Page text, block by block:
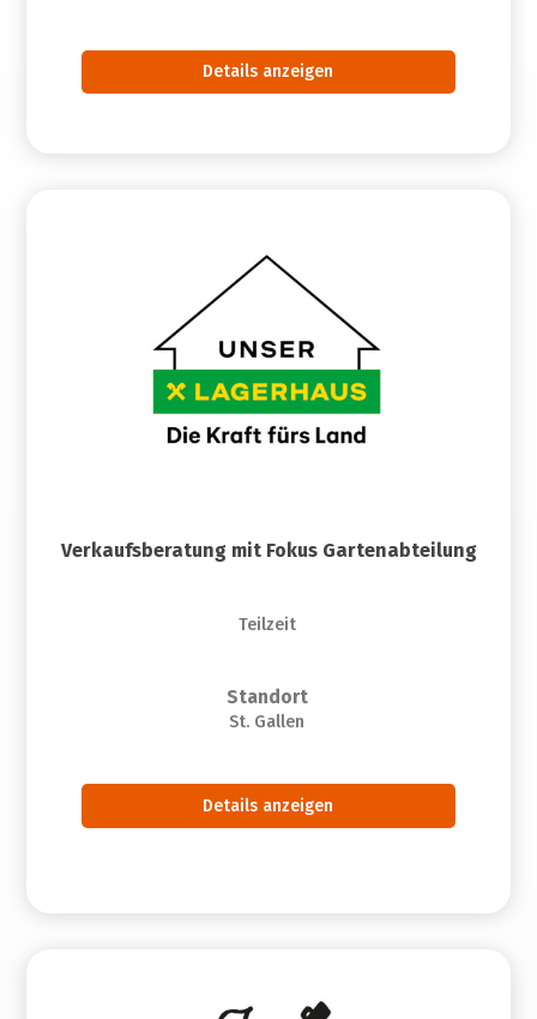
Details anzeigen
Verkaufsberatung mit Fokus Gartenabteilung
Teilzeit
Standort
St. Gallen
Details anzeigen